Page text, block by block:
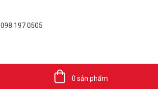
098 197 0505‬
0 sản phẩm